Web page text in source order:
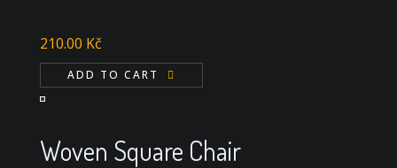
210.00 Kč
ADD TO CART
Woven Square Chair